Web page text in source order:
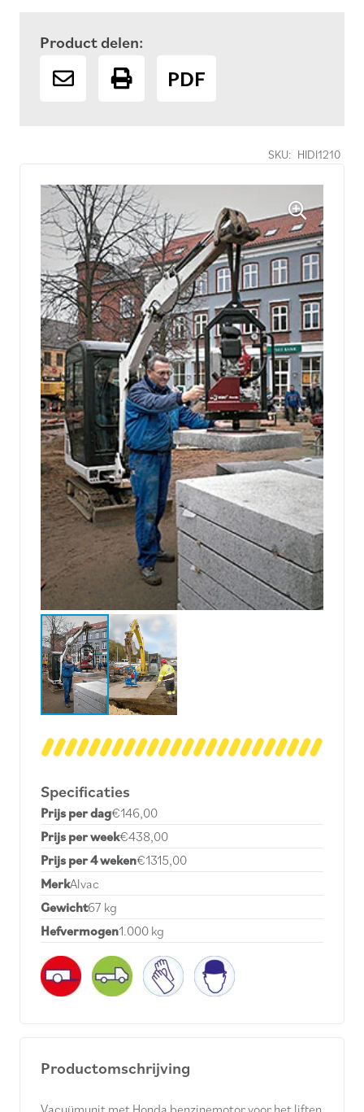
SKU: HIDI1210
Specificaties
Prijs per dag€146,00
Prijs per week€438,00
Prijs per 4 weken€1315,00
MerkAlvac
Gewicht67 kg
Hefvermogen1.000 kg
Productomschrijving
Product delen:
PDF